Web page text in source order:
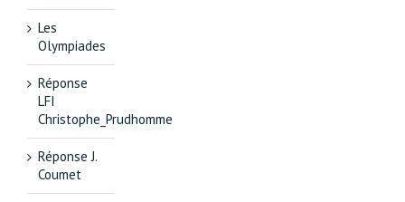
Les
Olympiades
Réponse
LFI
Christophe_Prudhomme
Réponse J.
Coumet